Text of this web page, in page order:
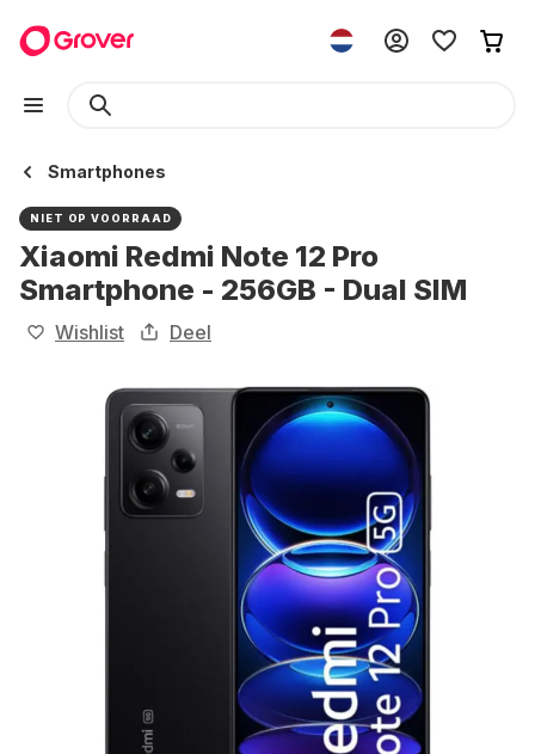
Smartphones
NIET OP VOORRAAD
Xiaomi Redmi Note 12 Pro
Smartphone - 256GB - Dual SIM
Wishlist Deel